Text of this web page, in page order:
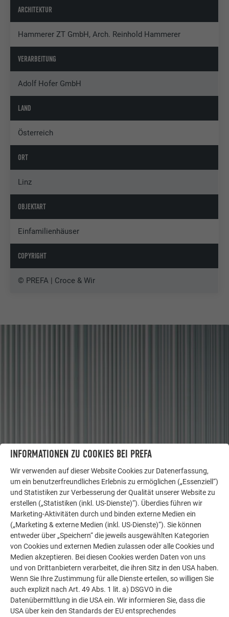
ARCHITEKTUR
Hammerer ZT GmbH, Arch. Reinhold Hammerer
VERARBEITUNG
Adolf Hofer GmbH
LAND
Österreich
ORT
Linz
OBJEKTART
Einfamilienhäuser
COPYRIGHT
© PREFA | Croce & Wir
LASSEN SIE SICH INSPIRIEREN
WEITERE OBJEKTE
Die PREFA Referenzgalerie zeigt, wie vielseitig
Aluminium eingesetzt werden kann. Entdecken Sie
weitere beeindruckende Projekte mit den langlebigen
PREFA Aluminiumlösungen für Dach, Solar und
Fassade.
MEHR REFERENZEN ANSEHEN
INFORMATIONEN ZU COOKIES BEI PREFA
Wir verwenden auf dieser Website Cookies zur Datenerfassung,
um ein benutzerfreundliches Erlebnis zu ermöglichen („Essenziell“)
und Statistiken zur Verbesserung der Qualität unserer Website zu
erstellen („Statistiken (inkl. US-Dienste)“). Überdies führen wir
Marketing-Aktivitäten durch und binden externe Medien ein
(„Marketing & externe Medien (inkl. US-Dienste)“). Sie können
entweder über „Speichern“ die jeweils ausgewählten Kategorien
von Cookies und externen Medien zulassen oder alle Cookies und
Medien akzeptieren. Bei diesen Cookies werden Daten von uns
und von Drittanbietern verarbeitet, die ihren Sitz in den USA haben.
Wenn Sie Ihre Zustimmung für alle Dienste erteilen, so willigen Sie
auch explizit nach Art. 49 Abs. 1 lit. a) DSGVO in die
Datenübermittlung in die USA ein. Wir informieren Sie, dass die
USA über kein den Standards der EU entsprechendes